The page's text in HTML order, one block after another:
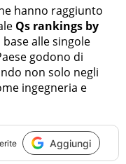
hanno raggiunto
Qs rankings by
alle singole
godono di
non solo negli
ingegneria e
Aggiungi